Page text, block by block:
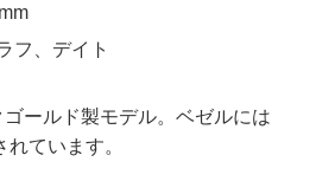
フ、デイト
ールド製モデル。ベゼルには
ています。